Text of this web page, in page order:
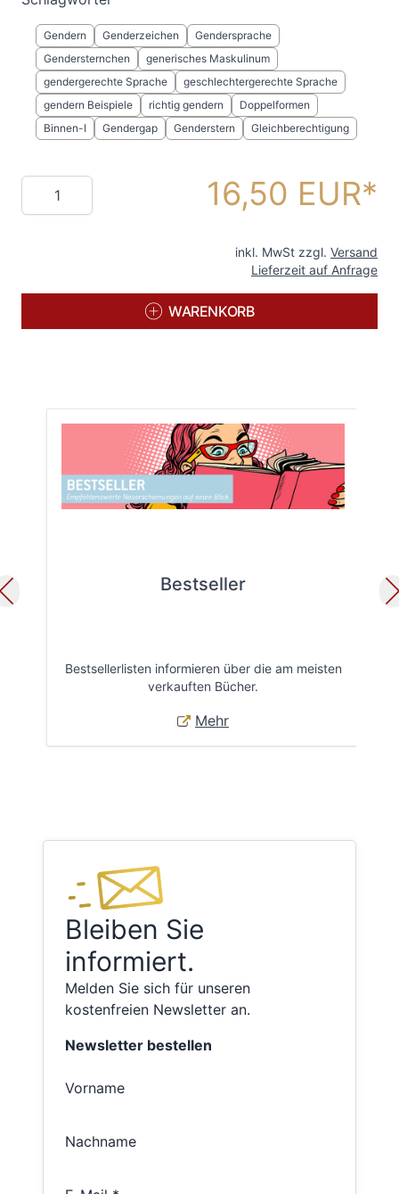
Gendern Genderzeichen
Gendersprache
Gendersternchen
generisches Maskulinum
gendergerechte Sprache
geschlechtergerechte Sprache
gendern Beispiele
richtig gendern
Doppelformen
Binnen-I
Gendergap Genderstern Gleichberechtigung
Menge 16,50 EUR
inkl. MwSt zzgl. Versand
Lieferzeit auf Anfrage
WARENKORB
Bestseller
Bestsellerlisten informieren über die am meisten
verkauften Bücher.
Mehr
Bleiben Sie
informiert.
Melden Sie sich für unseren
kostenfreien Newsletter an.